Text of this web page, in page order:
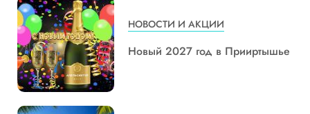
НОВОСТИ И АКЦИИ
Новый 2027 год в Прииртышье